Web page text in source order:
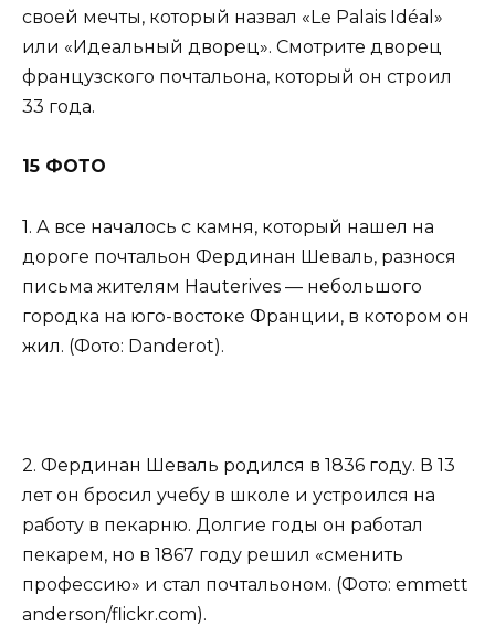
своей мечты, который назвал «Le Palais Idéal»
или «Идеальный дворец». Смотрите дворец
французского почтальона, который он строил
33 года.
15 ФОТО
1. А все началось с камня, который нашел на
дороге почтальон Фердинан Шеваль, разнося
письма жителям Hauterives — небольшого
городка на юго-востоке Франции, в котором он
жил. (Фото: Danderot).
2. Фердинан Шеваль родился в 1836 году. В 13
лет он бросил учебу в школе и устроился на
работу в пекарню. Долгие годы он работал
пекарем, но в 1867 году решил «сменить
профессию» и стал почтальоном. (Фото: emmett
anderson/flickr.com).